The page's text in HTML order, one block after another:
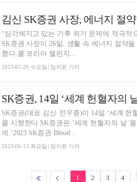
김신 SK증권 사장, 에너지 절
“심각해지고 있는 기후 위기 문제에 적극적
SK증권 사장이 26일, 생활 속 에너지 절약
혔다.쿨 코리아 챌린지...
2023-07-26 수요일 | 임지윤 기자
SK증권, 14일 ‘세계 헌혈자의
SK증권(대표 김신·전우종)이 14일 ‘세계 헌
을 시행한다.SK증권은 ‘세계 헌혈자의 날’
에 ‘2023 SK증권 Blood...
2023-06-13 화요일 | 임지윤 기자
1 2 3 4